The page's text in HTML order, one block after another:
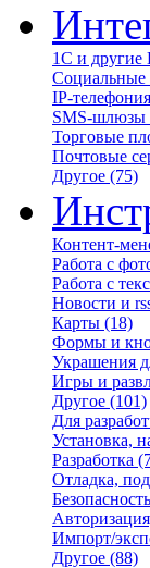
1С и другие
Социальные
IP-телефония
SMS-шлюзы
Торговые
Почтовые
Другое (75)
Контент-
Работа с
Работа с
Новости и
Карты (18)
Формы и
Украшения
Игры и
Другое (101)
Для
Установка,
Разработка
Отладка,
Безопасность
Импорт/
Другое (88)